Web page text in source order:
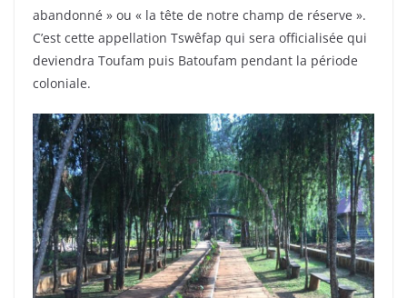
abandonné » ou « la tête de notre champ de réserve ».
C’est cette appellation Tswêfap qui sera officialisée qui
deviendra Toufam puis Batoufam pendant la période
coloniale.